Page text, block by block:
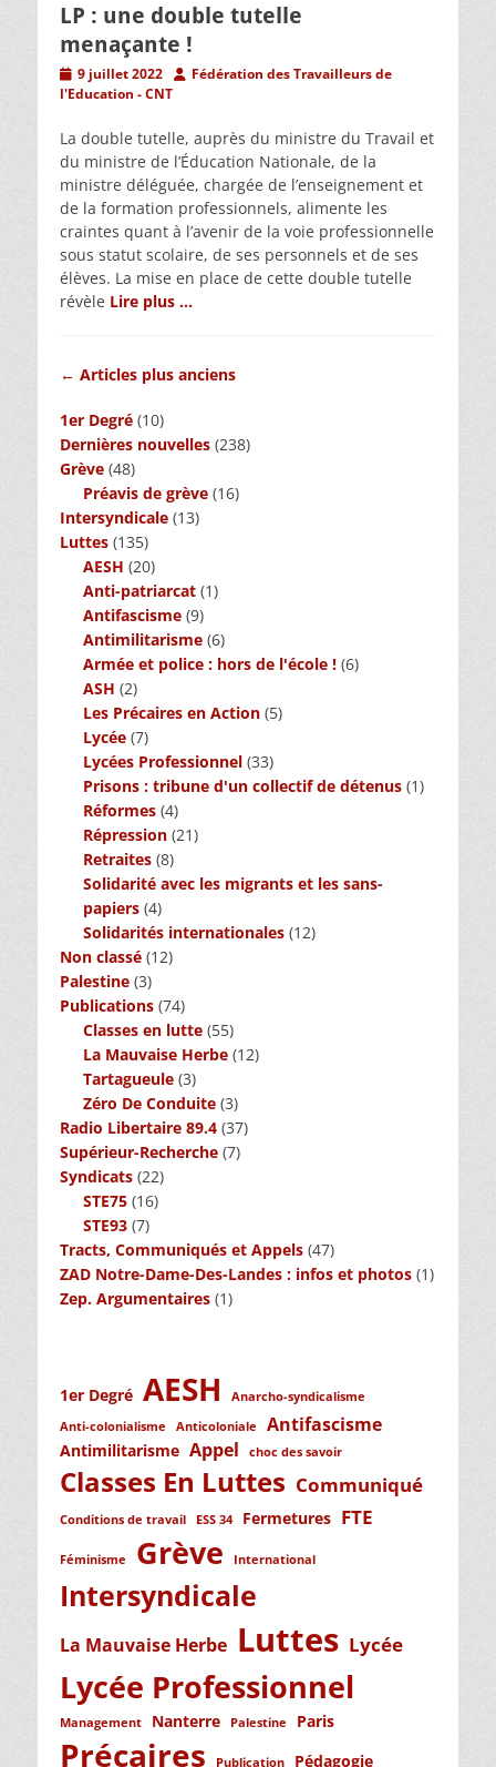
LP : une double tutelle
menaçante !
Posted
on
9 juillet 2022 AuthorFédération des Travailleurs de
l'Education - CNT
La double tutelle, auprès du ministre du Travail et
du ministre de l’Éducation Nationale, de la
ministre déléguée, chargée de l’enseignement et
de la formation professionnels, alimente les
craintes quant à l’avenir de la voie professionnelle
sous statut scolaire, de ses personnels et de ses
élèves. La mise en place de cette double tutelle
révèle Lire plus …
Navigation
articles
← Articles plus anciens
1er Degré (10)
Dernières nouvelles (238)
Grève (48)
Préavis de grève (16)
Intersyndicale (13)
Luttes (135)
AESH (20)
Anti-patriarcat (1)
Antifascisme (9)
Antimilitarisme (6)
Armée et police : hors de l'école ! (6)
ASH (2)
Les Précaires en Action (5)
Lycée (7)
Lycées Professionnel (33)
Prisons : tribune d'un collectif de détenus (1)
Réformes (4)
Répression (21)
Retraites (8)
Solidarité avec les migrants et les sans-
papiers (4)
Solidarités internationales (12)
Non classé (12)
Palestine (3)
Publications (74)
Classes en lutte (55)
La Mauvaise Herbe (12)
Tartagueule (3)
Zéro De Conduite (3)
Radio Libertaire 89.4 (37)
Supérieur-Recherche (7)
Syndicats (22)
STE75 (16)
STE93 (7)
Tracts, Communiqués et Appels (47)
ZAD Notre-Dame-Des-Landes : infos et photos (1)
Zep. Argumentaires (1)
1er Degré AESH
Anarcho-syndicalisme
Anti-colonialisme
Anticoloniale Antifascisme
Antimilitarisme Appel choc des savoir
Classes En Luttes Communiqué
Conditions de travail ESS 34 Fermetures FTE
Féminisme Grève International
Intersyndicale
La Mauvaise Herbe Luttes Lycée
Lycée Professionnel
Management Nanterre Palestine Paris
Précaires Publication Pédagogie